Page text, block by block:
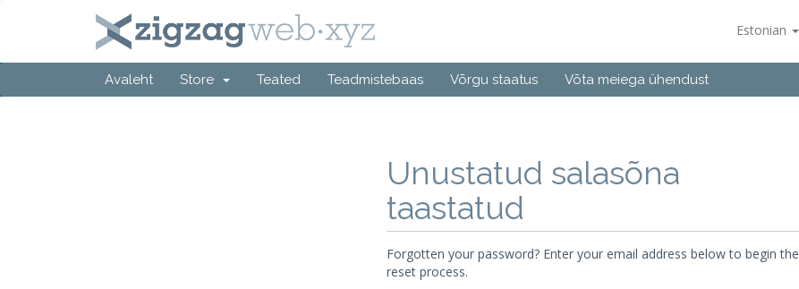
Estonian
Avaleht Store Teated Teadmistebaas Võrgu staatus Võta meiega ühendust
Unustatud salasõna
taastatud
Forgotten your password? Enter your email address below to begin the
reset process.